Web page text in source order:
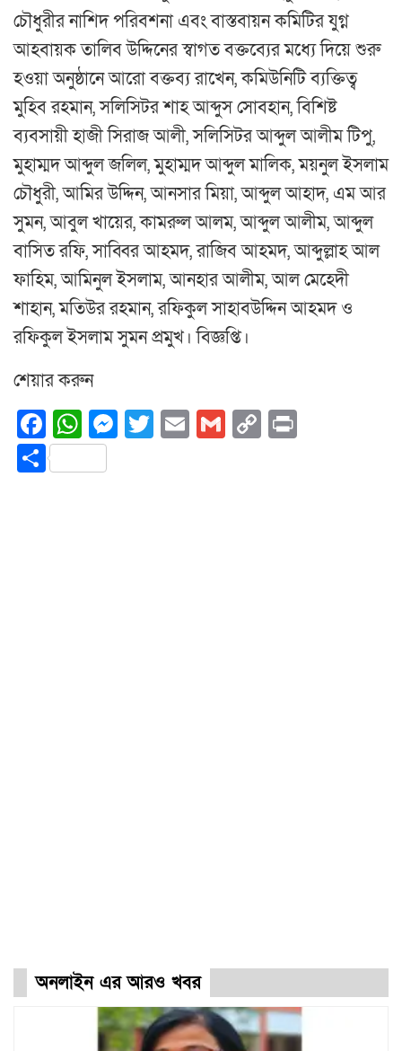
চৌধুরীর নাশিদ পরিবশনা এবং বাস্তবায়ন কমিটির যুগ্ন
আহবায়ক তালিব উদ্দিনের স্বাগত বক্তব্যের মধ্যে দিয়ে শুরু
হওয়া অনুষ্ঠানে আরো বক্তব্য রাখেন, কমিউনিটি ব্যক্তিত্ব
মুহিব রহমান, সলিসিটর শাহ আব্দুস সোবহান, বিশিষ্ট
ব্যবসায়ী হাজী সিরাজ আলী, সলিসিটর আব্দুল আলীম টিপু,
মুহাম্মদ আব্দুল জলিল, মুহাম্মদ আব্দুল মালিক, ময়নুল ইসলাম
চৌধুরী, আমির উদ্দিন, আনসার মিয়া, আব্দুল আহাদ, এম আর
সুমন, আবুল খায়ের, কামরুল আলম, আব্দুল আলীম, আব্দুল
বাসিত রফি, সাব্বির আহমদ, রাজিব আহমদ, আব্দুল্লাহ আল
ফাহিম, আমিনুল ইসলাম, আনহার আলীম, আল মেহেদী
শাহান, মতিউর রহমান, রফিকুল সাহাবউদ্দিন আহমদ ও
রফিকুল ইসলাম সুমন প্রমুখ। বিজ্ঞপ্তি।
শেয়ার করুন
Facebook
WhatsApp
Messenger
Twitter
EmailGmail
Copy
Share
অনলাইন এর আরও খবর